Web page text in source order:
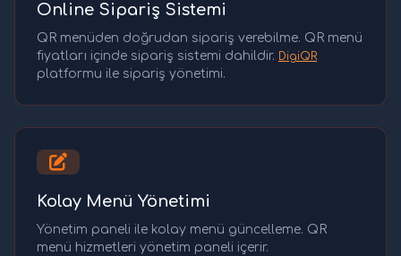
Online Sipariş Sistemi
QR menüden doğrudan sipariş verebilme. QR menü
fiyatları içinde sipariş sistemi dahildir. DigiQR
platformu ile sipariş yönetimi.
Kolay Menü Yönetimi
Yönetim paneli ile kolay menü güncelleme. QR
menü hizmetleri yönetim paneli içerir.